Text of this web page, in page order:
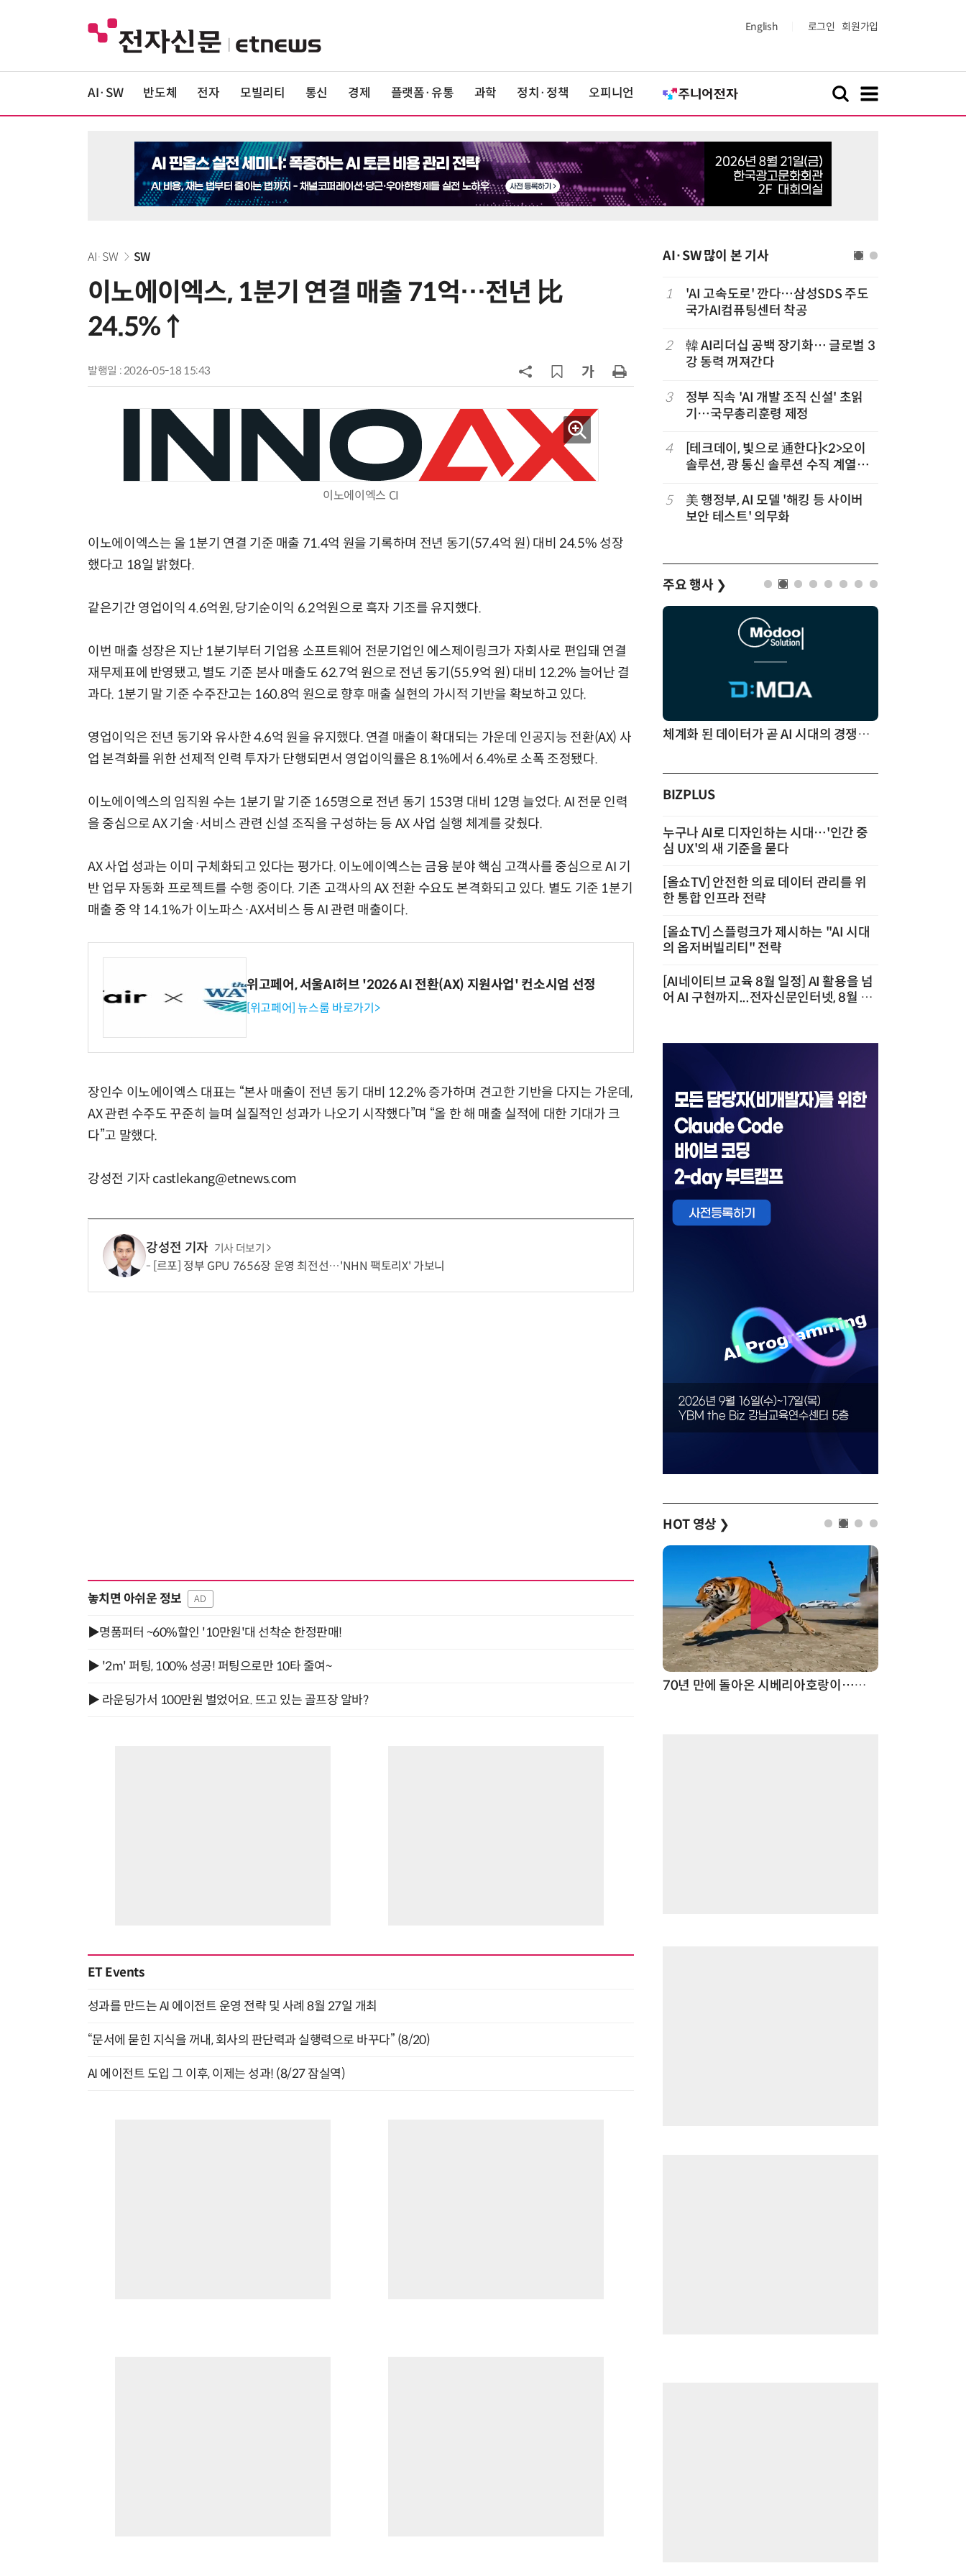
English 로그인 회원가입
AI·SW 반도체 전자 모빌리티 통신 경제 플랫폼·유통 과학 정치·정책 오피니언
AI·SW SW
이노에이엑스, 1분기 연결 매출 71억…전년 比
24.5%↑
발행일 : 2026-05-18 15:43
이노에이엑스 CI
이노에이엑스는 올 1분기 연결 기준 매출 71.4억 원을 기록하며 전년 동기(57.4억 원) 대비 24.5% 성장
했다고 18일 밝혔다.
같은기간 영업이익 4.6억원, 당기순이익 6.2억원으로 흑자 기조를 유지했다.
이번 매출 성장은 지난 1분기부터 기업용 소프트웨어 전문기업인 에스제이링크가 자회사로 편입돼 연결
재무제표에 반영됐고, 별도 기준 본사 매출도 62.7억 원으로 전년 동기(55.9억 원) 대비 12.2% 늘어난 결
과다. 1분기 말 기준 수주잔고는 160.8억 원으로 향후 매출 실현의 가시적 기반을 확보하고 있다.
영업이익은 전년 동기와 유사한 4.6억 원을 유지했다. 연결 매출이 확대되는 가운데 인공지능 전환(AX) 사
업 본격화를 위한 선제적 인력 투자가 단행되면서 영업이익률은 8.1%에서 6.4%로 소폭 조정됐다.
이노에이엑스의 임직원 수는 1분기 말 기준 165명으로 전년 동기 153명 대비 12명 늘었다. AI 전문 인력
을 중심으로 AX 기술·서비스 관련 신설 조직을 구성하는 등 AX 사업 실행 체계를 갖췄다.
AX 사업 성과는 이미 구체화되고 있다는 평가다. 이노에이엑스는 금융 분야 핵심 고객사를 중심으로 AI 기
반 업무 자동화 프로젝트를 수행 중이다. 기존 고객사의 AX 전환 수요도 본격화되고 있다. 별도 기준 1분기
매출 중 약 14.1%가 이노파스·AX서비스 등 AI 관련 매출이다.
위고페어, 서울AI허브 '2026 AI 전환(AX) 지원사업' 컨소시엄 선정
[위고페어] 뉴스룸 바로가기>
장인수 이노에이엑스 대표는 “본사 매출이 전년 동기 대비 12.2% 증가하며 견고한 기반을 다지는 가운데,
AX 관련 수주도 꾸준히 늘며 실질적인 성과가 나오기 시작했다”며 “올 한 해 매출 실적에 대한 기대가 크
다”고 말했다.
강성전 기자 castlekang@etnews.com
강성전 기자 기사 더보기
[르포] 정부 GPU 7656장 운영 최전선…'NHN 팩토리X' 가보니
놓치면 아쉬운 정보 AD
▶명품퍼터 ~60%할인 '10만원'대 선착순 한정판매!
▶ '2m' 퍼팅, 100% 성공! 퍼팅으로만 10타 줄여~
▶ 라운딩가서 100만원 벌었어요. 뜨고 있는 골프장 알바?
ET Events
성과를 만드는 AI 에이전트 운영 전략 및 사례 8월 27일 개최
“문서에 묻힌 지식을 꺼내, 회사의 판단력과 실행력으로 바꾸다” (8/20)
AI 에이전트 도입 그 이후, 이제는 성과! (8/27 잠실역)
AI·SW 많이 본 기사
6
오픈AI 첫 AI 기기 윤곽…'도넛 모
원 구형 태양전지 IEC 국제표준 개발
과제 공식 승인
1위… 중국 모델 강세 지속
(OpenRouter 주간 AI 모델 사용량
순위)
9
국산 CSP사 '마켓플레이스' 커졌
다…5개사 등록 솔루션 1439개
1
'AI 고속도로' 깐다…삼성SDS 주도
국가AI컴퓨팅센터 착공
2
韓 AI리더십 공백 장기화… 글로벌 3
강 동력 꺼져간다
3
정부 직속 'AI 개발 조직 신설' 초읽
기…국무총리훈령 제정
4
[테크데이, 빛으로 通한다]<2>오이
솔루션, 광 통신 솔루션 수직 계열
략'
5
美 행정부, AI 모델 '해킹 등 사이버
보안 테스트' 의무화
주요 행사 ❯
AI Native Enterprise를 지원하는 AI Ready Data 플랫폼 활용 전략 AI 시대의 옵저버빌리티: GPU·LLM 모니터링부터 AI 기반 장애 대응까지 체계화 된 데이터가 곧 AI 시대의 경쟁력이다
BIZPLUS
누구나 AI로 디자인하는 시대…'인간 중
심 UX'의 새 기준을 묻다
[올쇼TV] 안전한 의료 데이터 관리를 위
한 통합 인프라 전략
[올쇼TV] 스플렁크가 제시하는 "AI 시대
의 옵저버빌리티" 전략
[AI네이티브 교육 8월 일정] AI 활용을 넘
어 AI 구현까지...전자신문인터넷, 8월 실
HOT 영상 ❯
70년 만에 돌아온 시베리아호랑이…카자흐스탄 야생에 풀렸다